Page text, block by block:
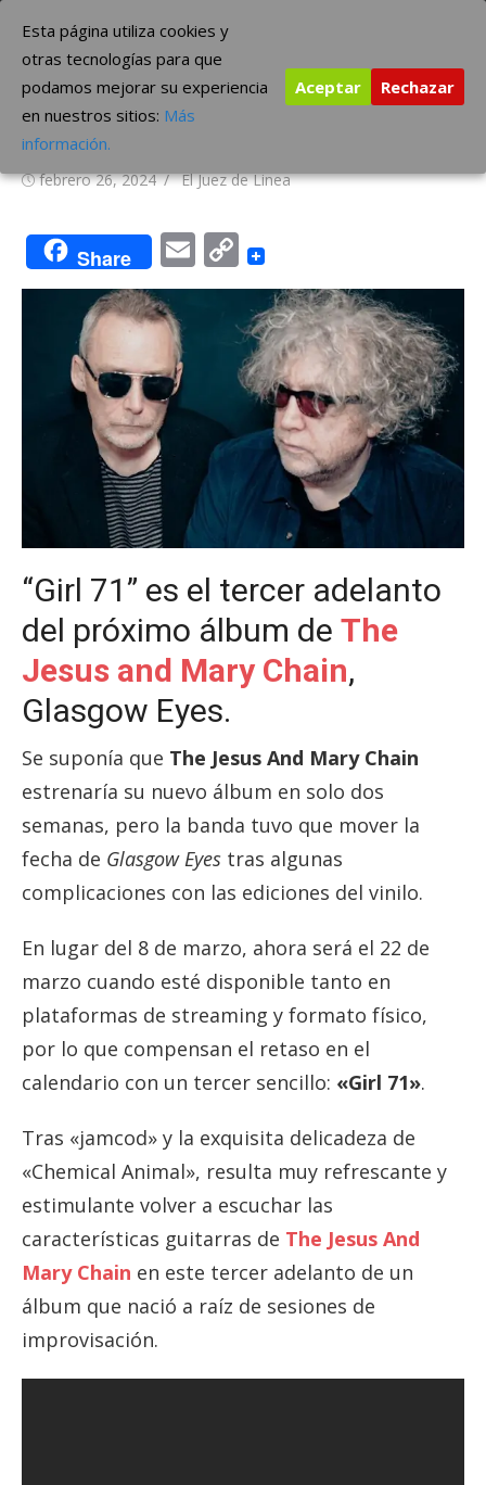
contenido
The Borderline Music
The Jesus And Mary Chain
comparte single «Girl 71»
Publicada
febrero 26, 2024 Autor
El Juez de Linea
Share EmailCopy
Link
“Girl 71” es el tercer adelanto
del próximo álbum de The
Jesus and Mary Chain,
Glasgow Eyes.
Se suponía que The Jesus And Mary Chain
estrenaría su nuevo álbum en solo dos
semanas, pero la banda tuvo que mover la
fecha de Glasgow Eyes tras algunas
complicaciones con las ediciones del vinilo.
En lugar del 8 de marzo, ahora será el 22 de
marzo cuando esté disponible tanto en
plataformas de streaming y formato físico,
por lo que compensan el retaso en el
calendario con un tercer sencillo: «Girl 71».
Tras «jamcod» y la exquisita delicadeza de
«Chemical Animal», resulta muy refrescante y
estimulante volver a escuchar las
características guitarras de The Jesus And
Mary Chain en este tercer adelanto de un
álbum que nació a raíz de sesiones de
improvisación.
Esta página utiliza cookies y
otras tecnologías para que
podamos mejorar su experiencia
en nuestros sitios: Más
información.
Aceptar Rechazar